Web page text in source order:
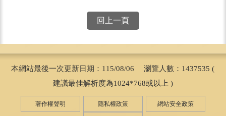
回上一頁
本網站最後一次更新日期：115/08/06 瀏覽人數：1437535 (
建議最佳解析度為1024*768或以上 )
著作權聲明 隱私權政策 網站安全政策